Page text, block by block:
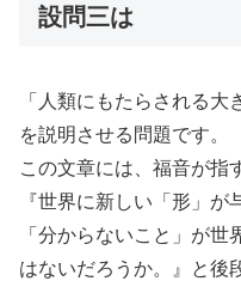
設問三は
「人類にもたらされる
を説明させる問題です。
この文章には、福音が指
『世界に新しい「形」
「分からないこと」が
はないだろうか。』と後